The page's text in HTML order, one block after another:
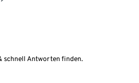
schnell Antworten finden.